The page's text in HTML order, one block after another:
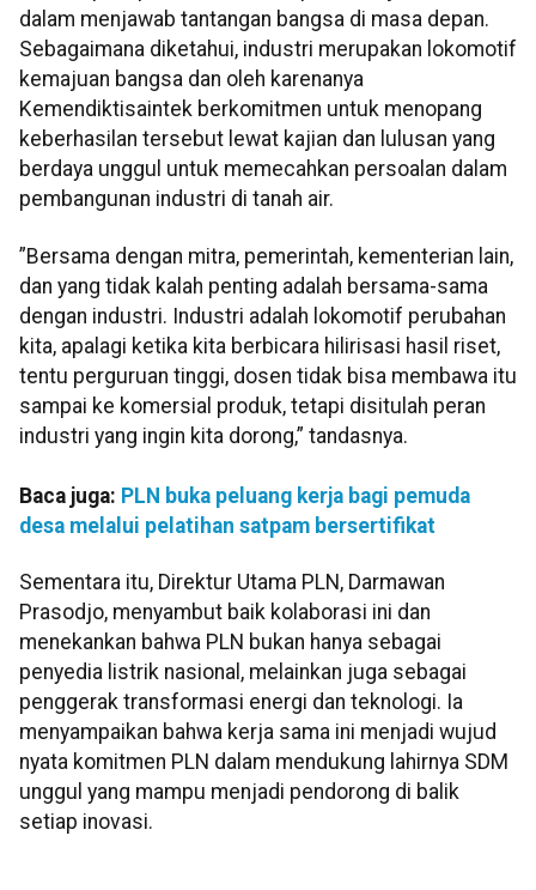
dalam menjawab tantangan bangsa di masa depan.
Sebagaimana diketahui, industri merupakan lokomotif
kemajuan bangsa dan oleh karenanya
Kemendiktisaintek berkomitmen untuk menopang
keberhasilan tersebut lewat kajian dan lulusan yang
berdaya unggul untuk memecahkan persoalan dalam
pembangunan industri di tanah air.
”Bersama dengan mitra, pemerintah, kementerian lain,
dan yang tidak kalah penting adalah bersama-sama
dengan industri. Industri adalah lokomotif perubahan
kita, apalagi ketika kita berbicara hilirisasi hasil riset,
tentu perguruan tinggi, dosen tidak bisa membawa itu
sampai ke komersial produk, tetapi disitulah peran
industri yang ingin kita dorong,” tandasnya.
Baca juga: PLN buka peluang kerja bagi pemuda
desa melalui pelatihan satpam bersertifikat
Sementara itu, Direktur Utama PLN, Darmawan
Prasodjo, menyambut baik kolaborasi ini dan
menekankan bahwa PLN bukan hanya sebagai
penyedia listrik nasional, melainkan juga sebagai
penggerak transformasi energi dan teknologi. Ia
menyampaikan bahwa kerja sama ini menjadi wujud
nyata komitmen PLN dalam mendukung lahirnya SDM
unggul yang mampu menjadi pendorong di balik
setiap inovasi.